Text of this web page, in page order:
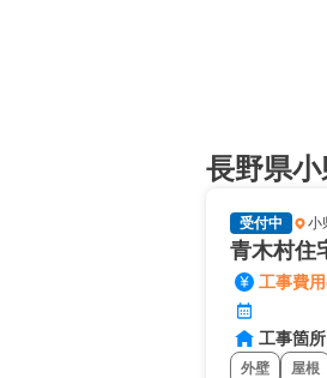
長野県
受付中 小
青木村住
工事費
工事箇所
外壁 屋根